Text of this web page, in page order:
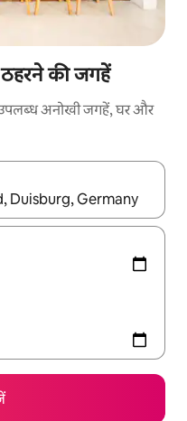
की जगहें
उपलब्ध अनोखी जगहें, घर और
'ऐरो की' का इस्तेमाल करके नेविगेट